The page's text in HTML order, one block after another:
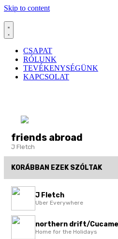
Skip to content
CSAPAT
RÓLUNK
TEVÉKENYSÉGÜNK
KAPCSOLAT